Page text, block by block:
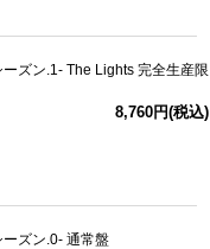
ズン.1- The Lights 完全生産限
8,760円(税込)
ズン.0- 通常盤